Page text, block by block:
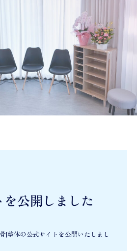
公開しました
|整体の公式サイトを公開いたしまし